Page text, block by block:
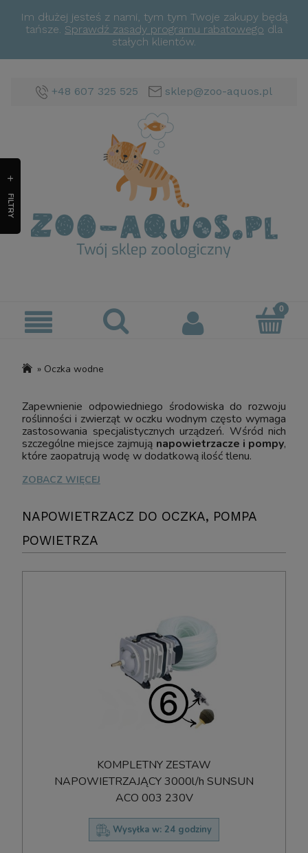
Im dłużej jesteś z nami, tym tym Twoje zakupy będą
tańsze. Sprawdź zasady programu rabatowego dla
stałych klientów.
+48 607 325 525 sklep@zoo-aquos.pl
» Oczka wodne
Zapewnienie odpowiedniego środowiska do rozwoju
roślinności i zwierząt w oczku wodnym często wymaga
zastosowania specjalistycznych urządzeń. Wśród nich
szczególne miejsce zajmują napowietrzacze i pompy,
które zaopatrują wodę w dodatkową ilość tlenu.
ZOBACZ WIĘCEJ
FILTRY
NAPOWIETRZACZ DO OCZKA, POMPA
POWIETRZA
KOMPLETNY ZESTAW
NAPOWIETRZAJĄCY 3000l/h SUNSUN
ACO 003 230V
Wysyłka w: 24 godziny